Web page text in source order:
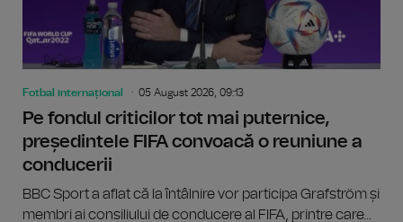
Fotbal internațional 05 August 2026, 09:13
Pe fondul criticilor tot mai puternice,
președintele FIFA convoacă o reuniune a
conducerii
BBC Sport a aflat că la întâlnire vor participa Grafström și
membri ai consiliului de conducere al FIFA, printre care...